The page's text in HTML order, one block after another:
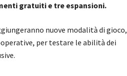
gratuiti e tre espansioni.
nuove modalità di gioco,
per testare le abilità dei